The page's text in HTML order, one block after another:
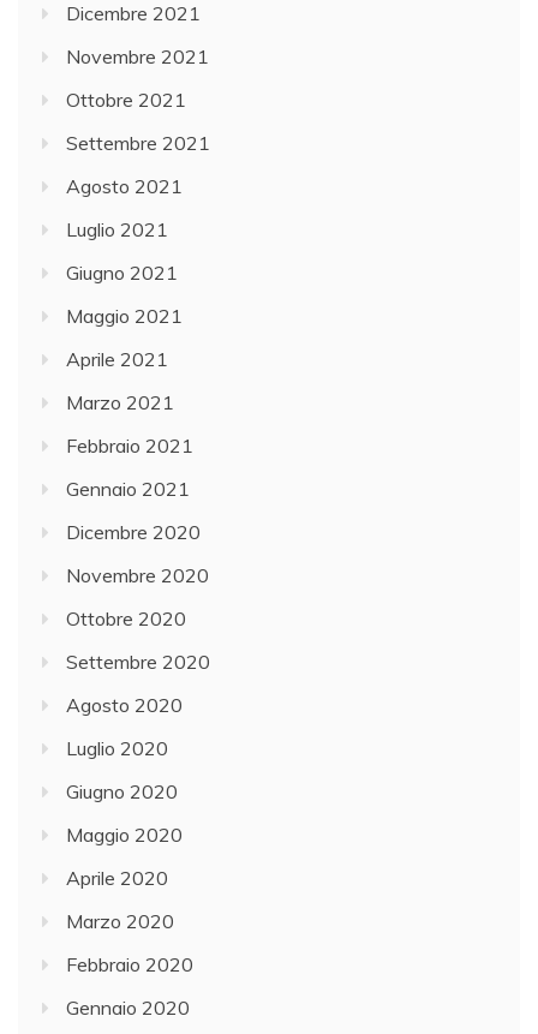
Dicembre 2021
Novembre 2021
Ottobre 2021
Settembre 2021
Agosto 2021
Luglio 2021
Giugno 2021
Maggio 2021
Aprile 2021
Marzo 2021
Febbraio 2021
Gennaio 2021
Dicembre 2020
Novembre 2020
Ottobre 2020
Settembre 2020
Agosto 2020
Luglio 2020
Giugno 2020
Maggio 2020
Aprile 2020
Marzo 2020
Febbraio 2020
Gennaio 2020